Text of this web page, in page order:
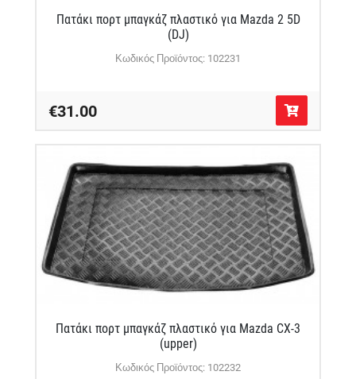
Πατάκι πορτ μπαγκάζ πλαστικό για Mazda 2 5D
(DJ)
Κωδικός Προϊόντος: 102231
€31.00
Πατάκι πορτ μπαγκάζ πλαστικό για Mazda CX-3
(upper)
Κωδικός Προϊόντος: 102232